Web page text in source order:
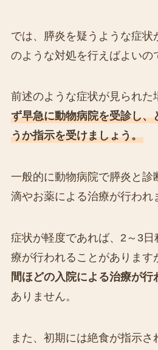
では、膵炎を疑うような症状
のような対処を行えばよいの
前述のような症状が見られた
ず早急に動物病院を受診し、
うか指示を受けましょう。
一般的に動物病院で膵炎と診
滴やお薬による治療が行われ
症状が軽度であれば、2～3
療が行われることがあります
間ほどの入院による治療が行
ありません。
また、初期には絶食が指示さ